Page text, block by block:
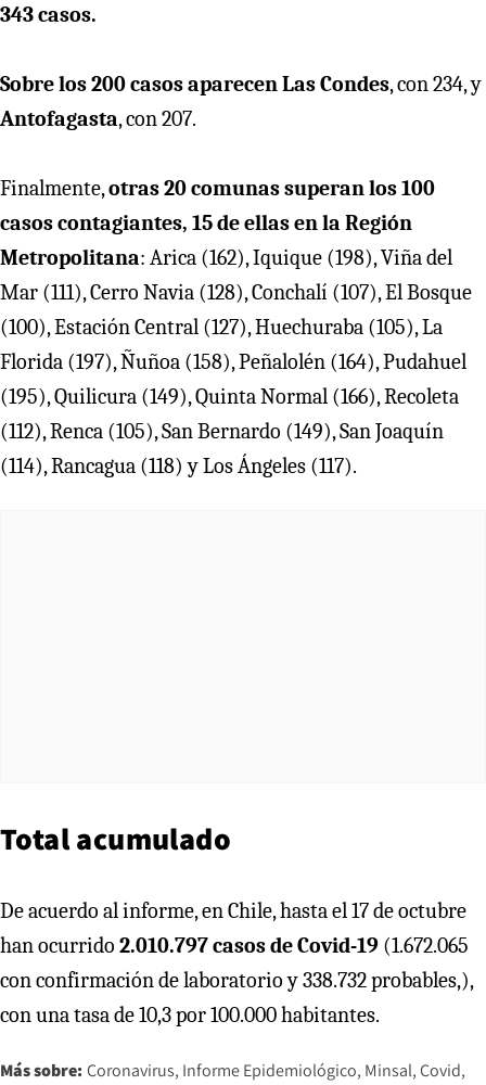
343 casos.
Sobre los 200 casos aparecen Las Condes, con 234, y
Antofagasta, con 207.
Finalmente,otras 20 comunas superan los 100
casos contagiantes, 15 de ellas en la Región
Metropolitana: Arica (162), Iquique (198), Viña del
Mar (111), Cerro Navia (128), Conchalí (107), El Bosque
(100), Estación Central (127), Huechuraba (105), La
Florida (197), Ñuñoa (158), Peñalolén (164), Pudahuel
(195), Quilicura (149), Quinta Normal (166), Recoleta
(112), Renca (105), San Bernardo (149), San Joaquín
(114), Rancagua (118) y Los Ángeles (117).
Total acumulado
De acuerdo al informe, en Chile, hasta el 17 de octubre
han ocurrido 2.010.797 casos de Covid-19 (1.672.065
con confirmación de laboratorio y 338.732 probables,),
con una tasa de 10,3 por 100.000 habitantes.
Más sobre: Coronavirus Informe Epidemiológico Minsal Covid